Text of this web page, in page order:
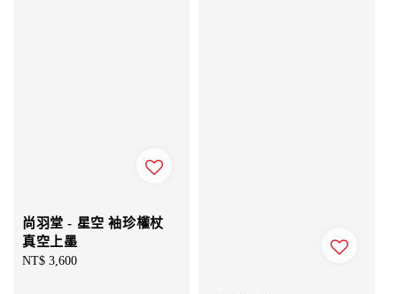
尚羽堂 - 星空 袖珍權杖
真空上墨
Regular
NT$ 3,600